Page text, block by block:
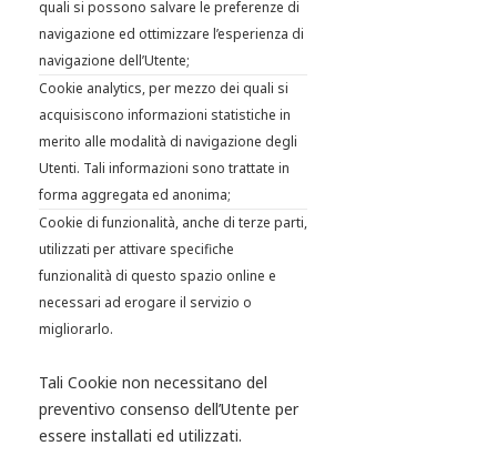
quali si possono salvare le preferenze di
navigazione ed ottimizzare l’esperienza di
navigazione dell’Utente;
Cookie analytics, per mezzo dei quali si
acquisiscono informazioni statistiche in
merito alle modalità di navigazione degli
Utenti. Tali informazioni sono trattate in
forma aggregata ed anonima;
Cookie di funzionalità, anche di terze parti,
utilizzati per attivare specifiche
funzionalità di questo spazio online e
necessari ad erogare il servizio o
migliorarlo.
Tali Cookie non necessitano del
preventivo consenso dell’Utente per
essere installati ed utilizzati.